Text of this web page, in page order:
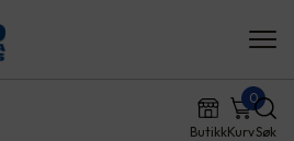
ButikkKurv
0
Søk